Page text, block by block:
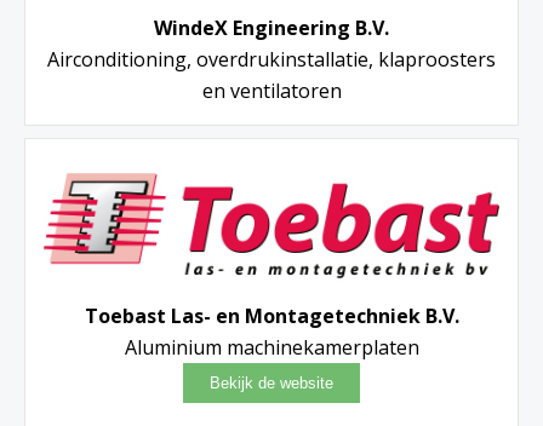
WindeX Engineering B.V.
Airconditioning, overdrukinstallatie, klaproosters
en ventilatoren
Toebast Las- en Montagetechniek B.V.
Aluminium machinekamerplaten